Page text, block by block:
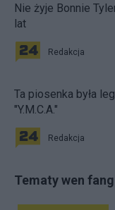
Nie żyje Bonnie
lat
Redakcja
Ta piosenka była
"Y.M.C.A."
Redakcja
Tematy wen